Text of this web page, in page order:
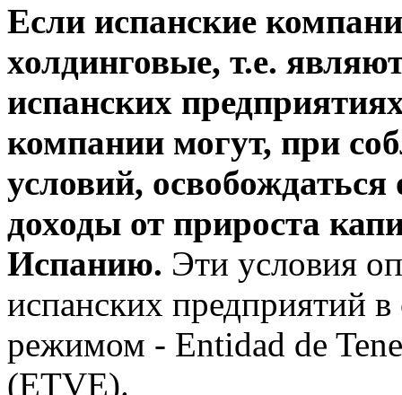
Если испанские
холдинговые, т.е.
испанских
компании могут, при
условий,
доходы от прироста
Испанию. Эти условия
испанских предприятий
режимом - Entidad de
(ETVE).